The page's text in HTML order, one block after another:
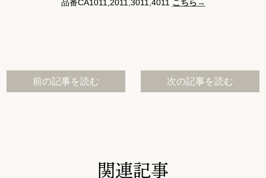
品番CA1011,2011,3011,4011 こちら→
前の記事を読む 次の記事を読む
関連記事